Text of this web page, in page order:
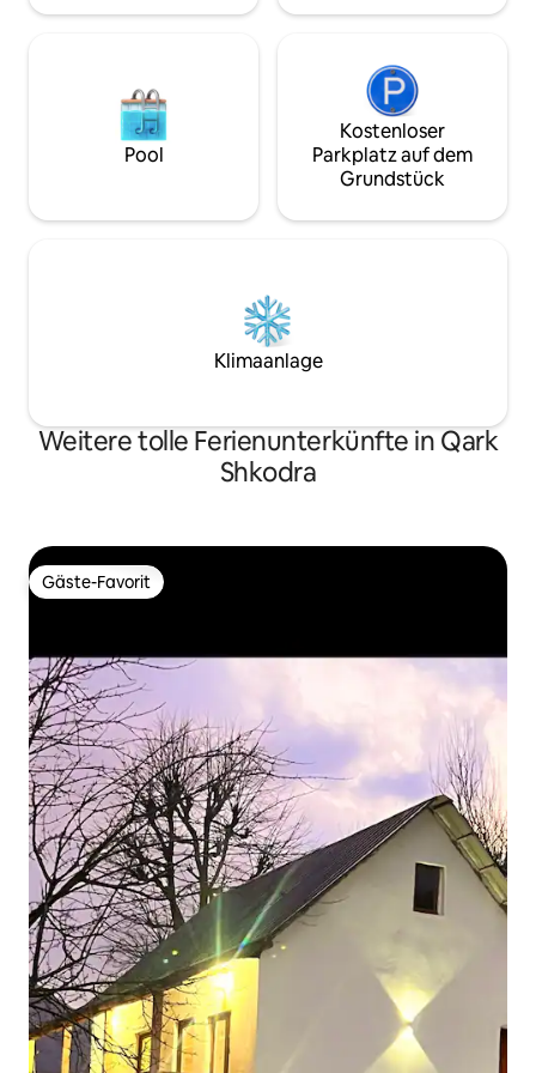
Pool
Kostenloser
Parkplatz auf dem
Grundstück
Klimaanlage
Weitere tolle Ferienunterkünfte in Qark
Shkodra
Gäste-Favorit
Gäste-Favorit